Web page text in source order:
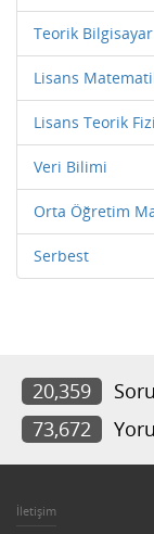
Teorik
Lisans
Lisans Teorik
Veri Bilimi
Orta Öğretim
Serbest
20,359 Soru
73,672
İletişim